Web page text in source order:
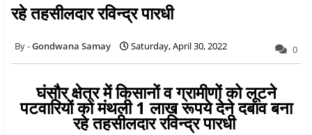
रहे तहसीलदार रविन्द्र पारधी
Gondwana Samay Saturday, April 30, 2022 0
घंसौर क्षेत्र में किसानों व ग्रामीणों को लूटने
पटवारियों को मंथली 1 लाख रूपये देने दबाव बना
रहे तहसीलदार रविन्द्र पारधी